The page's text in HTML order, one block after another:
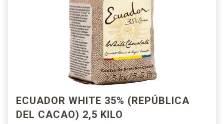
ECUADOR WHITE 35% (REPÚBLICA
DEL CACAO) 2,5 KILO